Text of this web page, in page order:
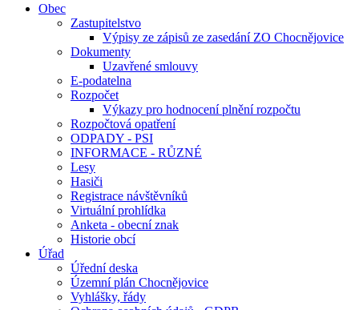
Obec
Zastupitelstvo
Výpisy ze zápisů ze zasedání ZO Chocnějovice
Dokumenty
Uzavřené smlouvy
E-podatelna
Rozpočet
Výkazy pro hodnocení plnění rozpočtu
Rozpočtová opatření
ODPADY - PSI
INFORMACE - RŮZNÉ
Lesy
Hasiči
Registrace návštěvníků
Virtuální prohlídka
Anketa - obecní znak
Historie obcí
Úřad
Úřední deska
Územní plán Chocnějovice
Vyhlášky, řády